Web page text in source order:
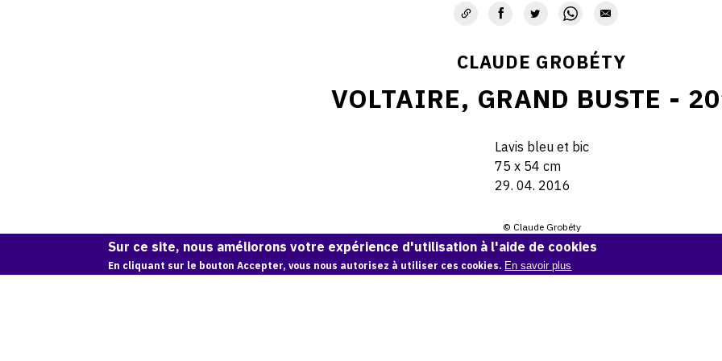
CLAUDE GROBÉTY
VOLTAIRE, GRAND BUSTE -
Lavis bleu et bic
75 x 54 cm
29. 04. 2016
© Claude Grobéty
Demande d'information
Sur ce site, nous améliorons votre expérience d'utilisation à l'aide de cookies
En cliquant sur le bouton Accepter, vous nous autorisez à utiliser ces cookies. En savoir plus